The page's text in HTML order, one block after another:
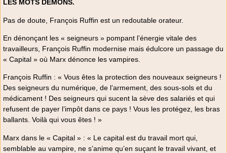
LES MOTS DÉMONS.
Pas de doute, François Ruffin est un redoutable orateur.
En dénonçant les « seigneurs » pompant l’énergie vitale des
travailleurs, François Ruffin modernise mais édulcore un passage du
« Capital » où Marx dénonce les vampires.
François Ruffin : « Vous êtes la protection des nouveaux seigneurs !
Des seigneurs du numérique, de l’armement, des sous-sols et du
médicament ! Des seigneurs qui sucent la sève des salariés et qui
refusent de payer l’impôt dans ce pays ! Vous les protégez, les bras
ballants. Voilà qui vous êtes ! »
Marx dans le « Capital » : « Le capital est du travail mort qui,
semblable au vampire, ne s’anime qu’en suçant le travail vivant, et